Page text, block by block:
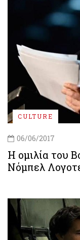
CULTURE
06/06/2017
Η ομιλία του
Νόμπελ